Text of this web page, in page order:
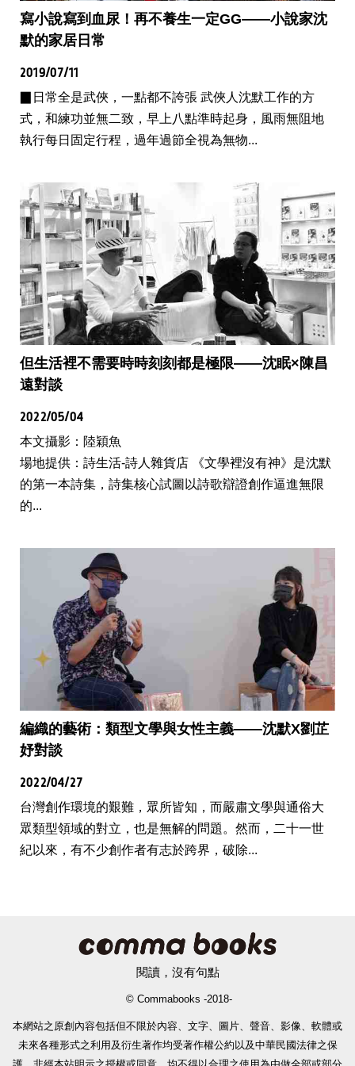
寫小說寫到血尿！再不養生一定GG——小說家沈
默的家居日常
2019/07/11
▉日常全是武俠，一點都不誇張 武俠人沈默工作的方
式，和練功並無二致，早上八點準時起身，風雨無阻地
執行每日固定行程，過年過節全視為無物...
但生活裡不需要時時刻刻都是極限——沈眠×陳昌
遠對談
2022/05/04
本文攝影：陸穎魚
場地提供：詩生活-詩人雜貨店 《文學裡沒有神》是沈默
的第一本詩集，詩集核心試圖以詩歌辯證創作逼進無限
的...
編織的藝術：類型文學與女性主義——沈默X劉芷
妤對談
2022/04/27
台灣創作環境的艱難，眾所皆知，而嚴肅文學與通俗大
眾類型領域的對立，也是無解的問題。然而，二十一世
紀以來，有不少創作者有志於跨界，破除...
閱讀，沒有句點
© Commabooks -2018-
本網站之原創內容包括但不限於內容、文字、圖片、聲音、影像、軟體或
未來各種形式之利用及衍生著作均受著作權公約以及中華民國法律之保